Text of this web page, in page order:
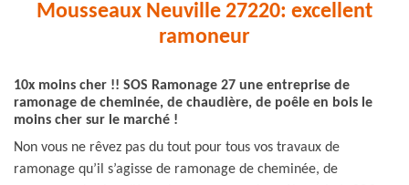
Mousseaux Neuville 27220: excellent
ramoneur
10x moins cher !! SOS Ramonage 27 une entreprise de
ramonage de cheminée, de chaudière, de poêle en bois le
moins cher sur le marché !
Non vous ne rêvez pas du tout pour tous vos travaux de
ramonage qu’il s’agisse de ramonage de cheminée, de